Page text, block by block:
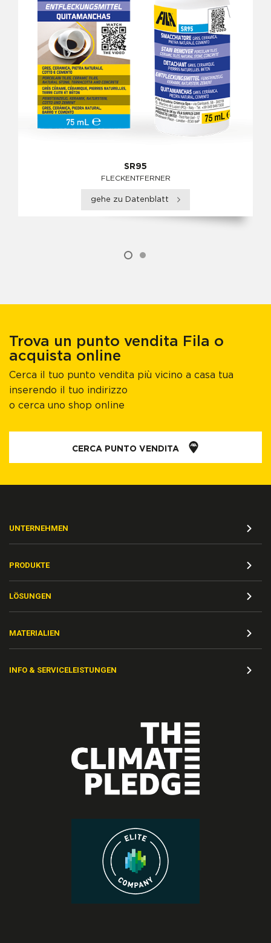
SR95
FLECKENTFERNER
gehe zu Datenblatt
Trova un punto vendita Fila o
acquista online
Cerca il tuo punto vendita più vicino a casa tua
inserendo il tuo indirizzo
o cerca uno shop online
CERCA PUNTO VENDITA
UNTERNEHMEN
PRODUKTE
LÖSUNGEN
MATERIALIEN
INFO & SERVICELEISTUNGEN